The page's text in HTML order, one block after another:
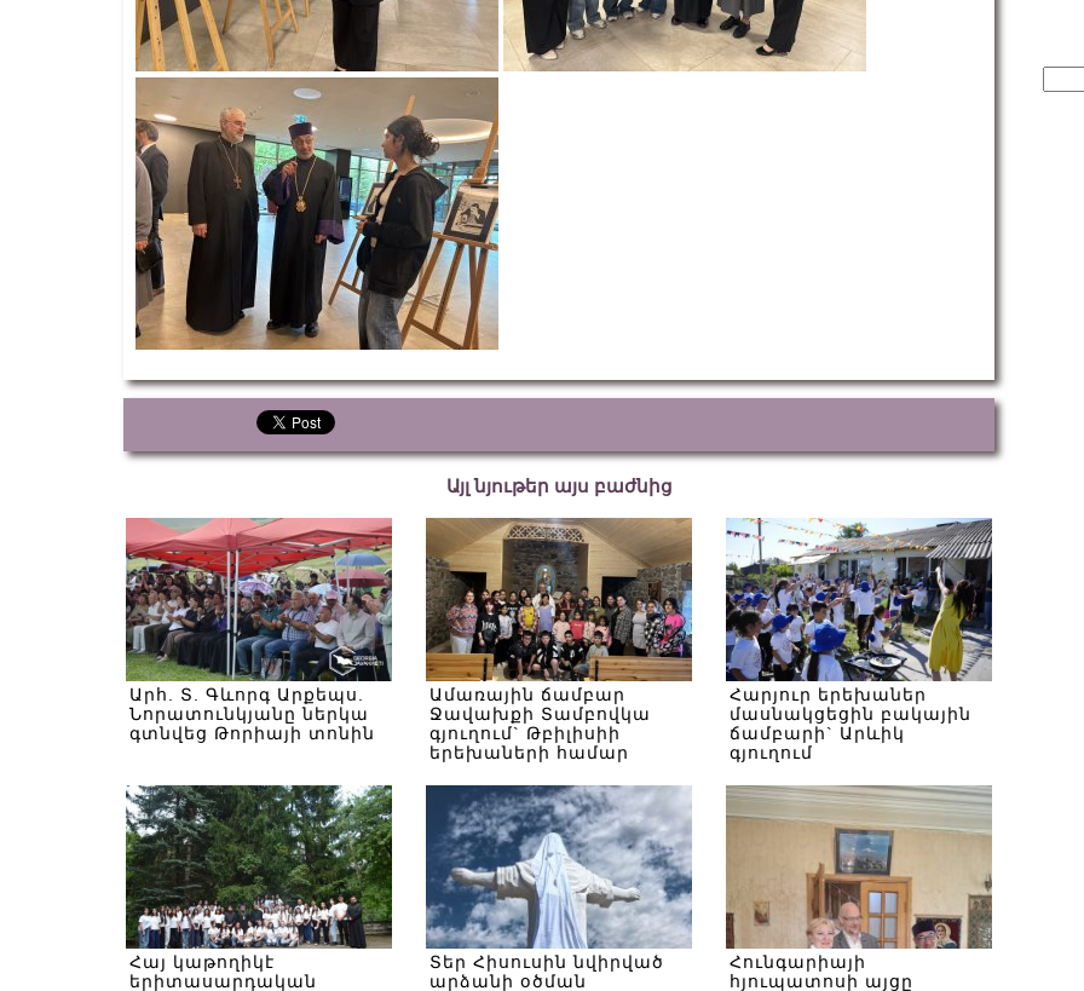
Այլ նյութեր այս բաժնից
Արհ. Տ. Գևորգ Արքեպս.
Նորատունկյանը ներկա
գտնվեց Թորիայի տոնին
Ամառային ճամբար
Ջավախքի Տամբովկա
գյուղում` Թբիլիսիի
երեխաների համար
Հարյուր երեխաներ
մասնակցեցին բակային
ճամբարի` Արևիկ
գյուղում
Հայ կաթողիկէ
երիտասարդական
Տեր Հիսուսին նվիրված
արձանի օծման
Հունգարիայի
հյուպատոսի այցը
for: